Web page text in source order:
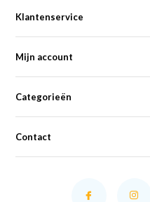
Klantenservice
Mijn account
Categorieën
Contact